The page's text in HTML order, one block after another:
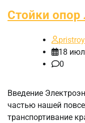
Стойки
18
0
Введение
частью нашей
транспортивание